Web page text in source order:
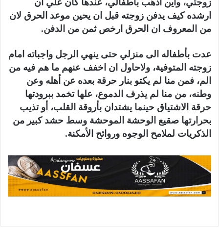
زوجتي، واين اذهب باطفالي، عندها كان علي ان
ارشده كيف يدفن زوجته قبل ان يحين موعد الحرق لان
من المعروف ان الحرق ارخص ثمن من الدفن.
عدت بأطفاله الى منزلي حتى ينهي الرجل واجباته امام
زوجته المتوفية، ولاحاول ان اخفف عنهم ما هم فيه من
الم، فمن منا لم يكتو بنار حرقة بعده عن أهله وعن
وطنه، من منا لم يذرف الدموع، علها تخمد ببرودتها
حرقة الاشتياق حينما يشتدان بأروقة القلب، أو تذيب
بحرارتها صقيع الوحشة الموحشة وسط حشد كبير من
الذكريات لملامح الوجوه وروائح الأمكنة.